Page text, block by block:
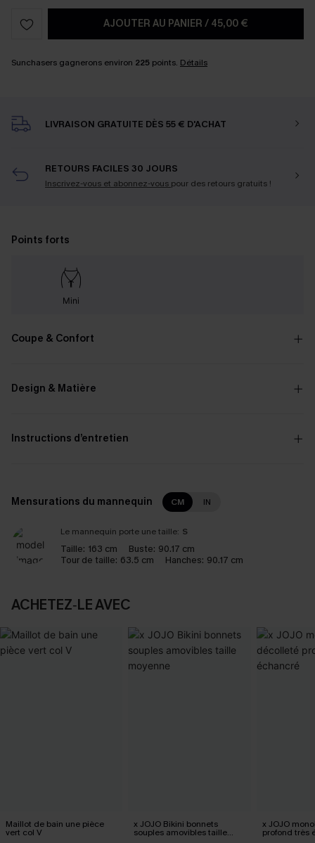
AJOUTER AU PANIER / 45,00 €
Sunchasers gagnerons environ 225 points. Détails
LIVRAISON GRATUITE DÈS 55 € D'ACHAT
RETOURS FACILES 30 JOURS
Inscrivez-vous et abonnez-vous pour des retours gratuits !
Points forts
Mini
Coupe & Confort
Design & Matière
Instructions d’entretien
Mensurations du mannequin CM IN
Le mannequin porte une taille: S
Taille: 163 cm Buste: 90.17 cm
Tour de taille: 63.5 cm Hanches: 90.17 cm
ACHETEZ‑LE AVEC
Maillot de bain une pièce
vert col V
x JOJO Bikini bonnets
souples amovibles taille
moyenne
x JOJO
profond très